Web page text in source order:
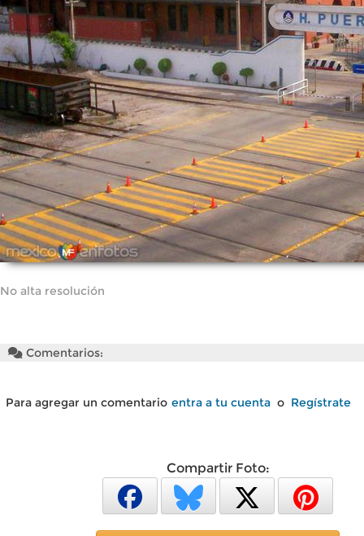
No alta resolución
Comentarios:
Para agregar un comentario entra a tu cuenta o Regístrate
Compartir Foto: